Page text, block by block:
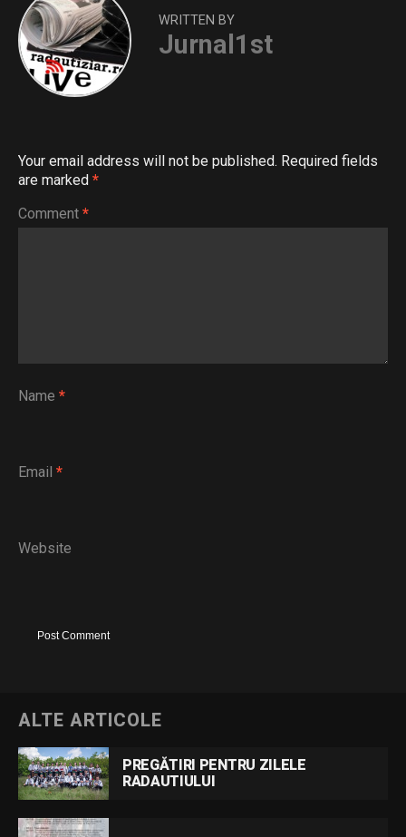
WRITTEN BY
Jurnal1st
Your email address will not be published. Required fields
are marked *
Comment *
Name *
Email *
Website
ALTE ARTICOLE
PREGĂTIRI PENTRU ZILELE
RADAUTIULUI